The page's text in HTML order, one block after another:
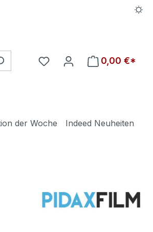
Du hast 0 Produkte auf
0,00 €*
der Woche
Indeed Neuheiten